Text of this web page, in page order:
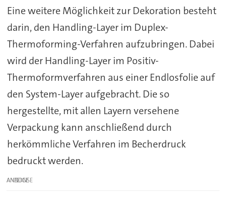
Eine weitere Möglichkeit zur Dekoration besteht
darin, den Handling-Layer im Duplex-
Thermoforming-Verfahren aufzubringen. Dabei
wird der Handling-Layer im Positiv-
Thermoformverfahren aus einer Endlosfolie auf
den System-Layer aufgebracht. Die so
hergestellte, mit allen Layern versehene
Verpackung kann anschließend durch
herkömmliche Verfahren im Becherdruck
bedruckt werden.
ANZEIGE